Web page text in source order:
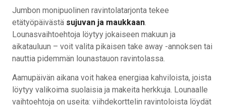
Jumbon monipuolinen ravintolatarjonta tekee
etätyöpäivästä sujuvan ja maukkaan
Lounasvaihtoehtoja löytyy jokaiseen makuun ja
aikatauluun – voit valita pikaisen take away -annoksen tai
nauttia pidemmän lounastauon ravintolassa.
Aamupäivän aikana voit hakea energiaa kahviloista, joista
löytyy valikoima suolaisia ja makeita herkkuja. Lounaalle
vaihtoehtoja on useita: viihdekorttelin ravintoloista löydät